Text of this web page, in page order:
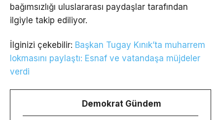
bağımsızlığı uluslararası paydaşlar tarafından
ilgiyle takip ediliyor.
İlginizi çekebilir: Başkan Tugay Kınık’ta muharrem
lokmasını paylaştı: Esnaf ve vatandaşa müjdeler
verdi
Demokrat Gündem